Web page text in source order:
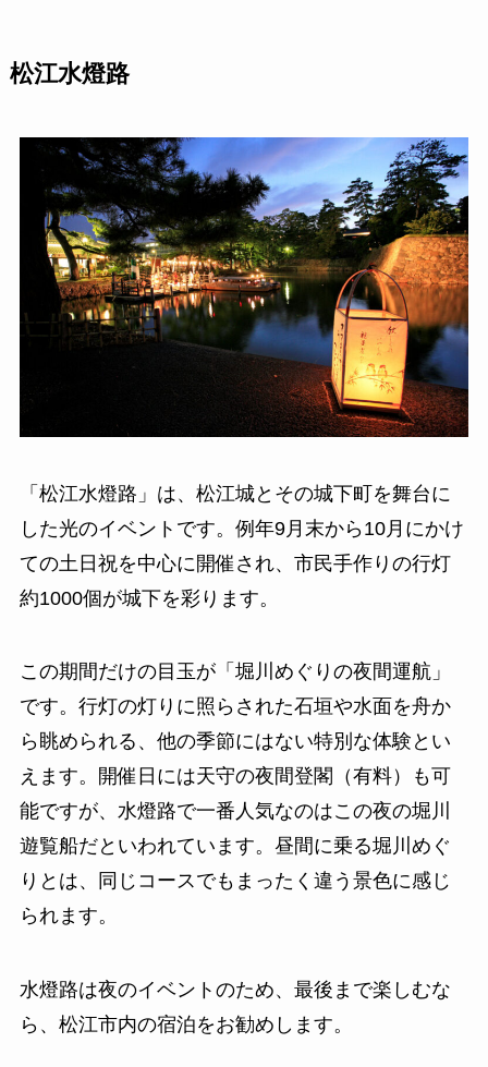
松江水燈路
「松江水燈路」は、松江城とその城下町を舞台に
した光のイベントです。例年9月末から10月にかけ
ての土日祝を中心に開催され、市民手作りの行灯
約1000個が城下を彩ります。
この期間だけの目玉が「堀川めぐりの夜間運航」
です。行灯の灯りに照らされた石垣や水面を舟か
ら眺められる、他の季節にはない特別な体験とい
えます。開催日には天守の夜間登閣（有料）も可
能ですが、水燈路で一番人気なのはこの夜の堀川
遊覧船だといわれています。昼間に乗る堀川めぐ
りとは、同じコースでもまったく違う景色に感じ
られます。
水燈路は夜のイベントのため、最後まで楽しむな
ら、松江市内の宿泊をお勧めします。